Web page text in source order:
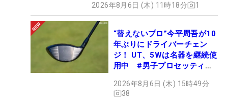
2026年8月6日 (木) 11時18分 1
“替えないプロ”今平周吾が10
年ぶりにドライバーチェン
ジ！ UT、5Wは名器を継続使
用中 #男子プロセッティン
2026年8月6日 (木) 15時49分
38